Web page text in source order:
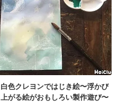
白色クレヨンではじき絵〜浮かび
上がる絵がおもしろい製作遊び〜